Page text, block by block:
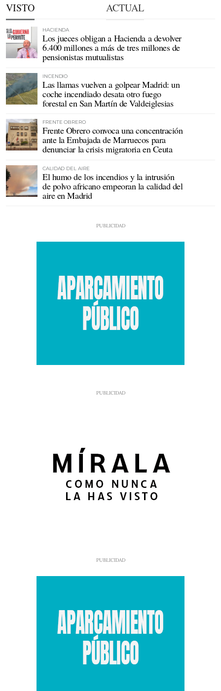
VISTO ACTUAL
HACIENDA
Los jueces obligan a Hacienda a devolver
6.400 millones a más de tres millones de
pensionistas mutualistas
INCENDIO
Las llamas vuelven a golpear Madrid: un
coche incendiado desata otro fuego
forestal en San Martín de Valdeiglesias
FRENTE OBRERO
Frente Obrero convoca una concentración
ante la Embajada de Marruecos para
denunciar la crisis migratoria en Ceuta
CALIDAD DEL AIRE
El humo de los incendios y la intrusión
de polvo africano empeoran la calidad del
aire en Madrid